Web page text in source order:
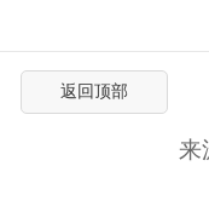
返回顶部
来